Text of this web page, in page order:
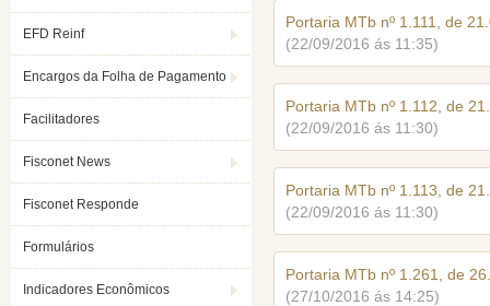
EFD Reinf
Encargos da Folha de Pagamento
Facilitadores
Fisconet News
Fisconet Responde
Formulários
Indicadores Econômicos
Portaria MTb nº 1.111, de
(22/09/2016 ás 11:35)
Portaria MTb nº 1.112, de
(22/09/2016 ás 11:30)
Portaria MTb nº 1.113, de
(22/09/2016 ás 11:30)
Portaria MTb nº 1.261, de
(27/10/2016 ás 14:25)